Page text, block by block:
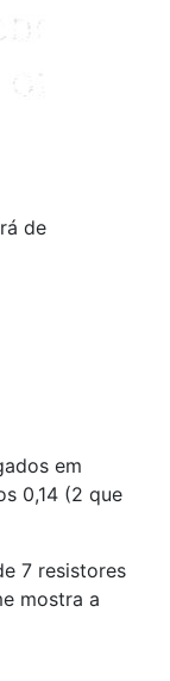
de
em
0,14 (2 que
7 resistores
mostra a